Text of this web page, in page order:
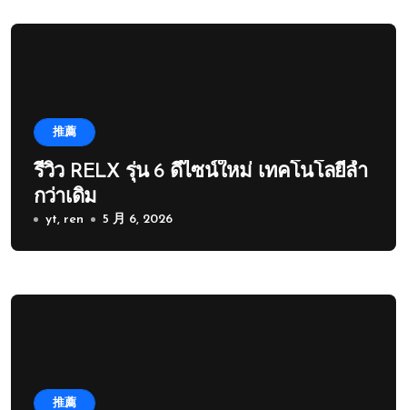
推薦
รีวิว RELX รุ่น 6 ดีไซน์ใหม่ เทคโนโลยีล้ำ
กว่าเดิม
yt, ren 5 月 6, 2026
推薦